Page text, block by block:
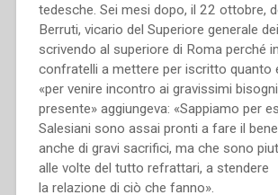
tedesche. Sei mesi dopo, il 22 ottobre,
Berruti, vicario del Superiore generale
scrivendo al superiore di Roma perché
confratelli a mettere per iscritto quanto
«per venire incontro ai gravissimi bisogni
presente» aggiungeva: «Sappiamo per
Salesiani sono assai pronti a fare il
anche di gravi sacrifici, ma che sono
alle volte del tutto refrattari, a stendere
la relazione di ciò che fanno».